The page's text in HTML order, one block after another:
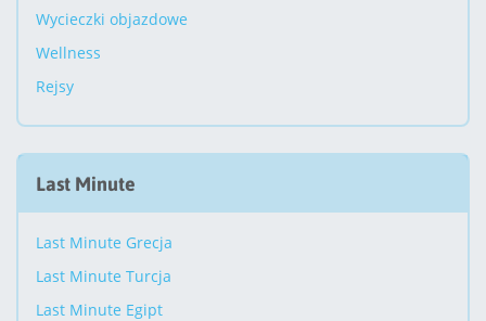
Wycieczki objazdowe
Wellness
Rejsy
Last Minute
Last Minute Grecja
Last Minute Turcja
Last Minute Egipt